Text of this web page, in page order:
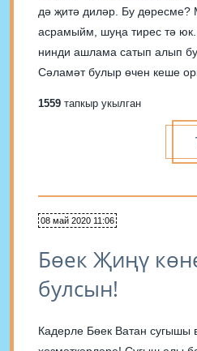
дә җитә диләр. Бу дөресме?
асрамыйм, шуңа тирес тә юк.
нинди ашлама сатып алып
Сәламәт булыр өчен кеше
җимеш агачларына һәм
1559 тапкыр укылган
08 май 2020 11:06
Бөек Җиңү
булсын!
Кадерле Бөек Ватан сугышы